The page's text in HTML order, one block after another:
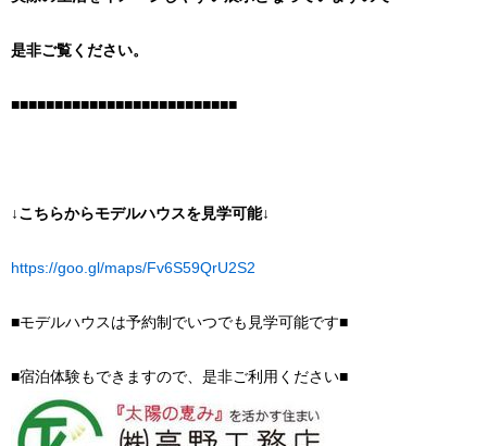
是非ご覧ください。
■■■■■■■■■■■■■■■■■■■■■■■■■■
↓こちらからモデルハウスを見学可能↓
https://goo.gl/maps/Fv6S59QrU2S2
■モデルハウスは予約制でいつでも見学可能です■
■宿泊体験もできますので、是非ご利用ください■